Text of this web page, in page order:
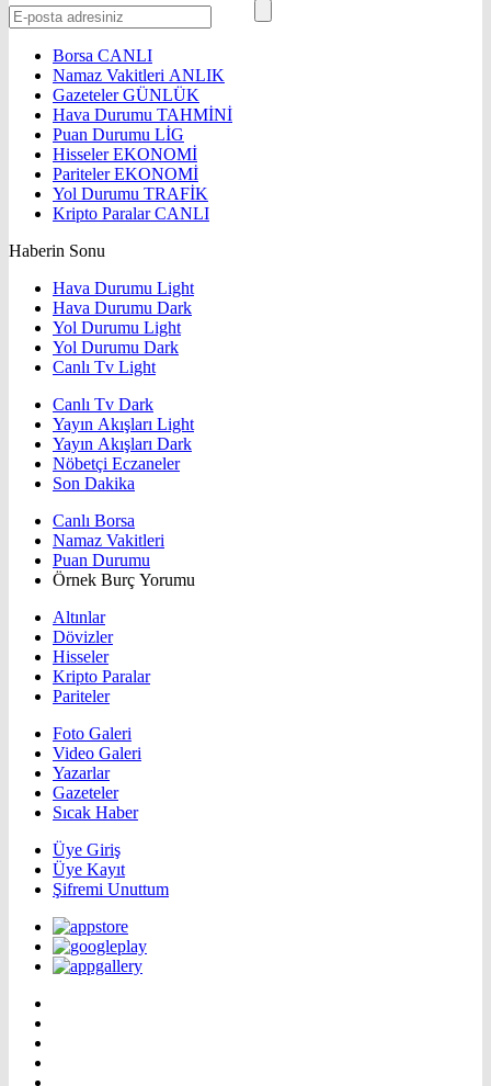
Borsa CANLI
Namaz Vakitleri ANLIK
GazetelerGÜNLÜK
Hava Durumu TAHMİNİ
Puan Durumu LİG
HisselerEKONOMİ
ParitelerEKONOMİ
Yol Durumu TRAFİK
Kripto ParalarCANLI
Haberin Sonu
Hava Durumu Light
Hava Durumu Dark
Yol Durumu Light
Yol Durumu Dark
Canlı Tv Light
Canlı Tv Dark
Yayın Akışları Light
Yayın Akışları Dark
Nöbetçi Eczaneler
Son Dakika
Canlı Borsa
Namaz Vakitleri
Puan Durumu
Örnek Burç Yorumu
Altınlar
Dövizler
Hisseler
Kripto Paralar
Pariteler
Foto Galeri
Video Galeri
Yazarlar
Gazeteler
Sıcak Haber
Üye Giriş
Üye Kayıt
Şifremi Unuttum